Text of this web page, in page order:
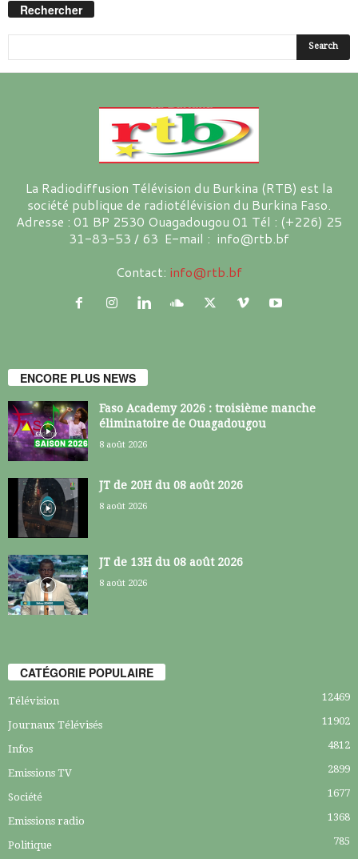
Rechercher
La Radiodiffusion Télévision du Burkina (RTB) est la
société publique de radiotélévision du Burkina Faso.
Adresse : 01 BP 2530 Ouagadougou 01 Tél : (+226) 25
31-83-53 / 63 E-mail : info@rtb.bf
Contact: info@rtb.bf
ENCORE PLUS NEWS
Faso Academy 2026 : troisième manche
éliminatoire de Ouagadougou
8 août 2026
JT de 20H du 08 août 2026
8 août 2026
JT de 13H du 08 août 2026
8 août 2026
CATÉGORIE POPULAIRE
Télévision 12469
Journaux Télévisés 11902
Infos 4812
Emissions TV 2899
Société 1677
Emissions radio 1368
Politique 785